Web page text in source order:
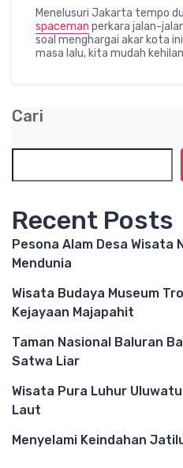
Menelusuri Jakarta tempo
spaceman perkara jalan-
soal menghargai akar kota
masa lalu, kita mudah
Cari
Recent Posts
Pesona Alam Desa Wisata
Mendunia
Wisata Budaya Museum
Kejayaan Majapahit
Taman Nasional Baluran
Satwa Liar
Wisata Pura Luhur
Laut
Menyelami Keindahan